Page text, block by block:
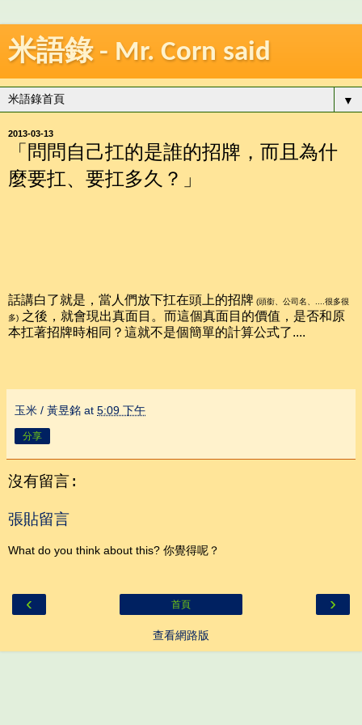
米語錄 - Mr. Corn said
▼
2013-03-13
「問問自己扛的是誰的招牌，而且為什
麼要扛、要扛多久？」
話講白了就是，當人們放下扛在頭上的招牌 (頭銜、公司名、....很多很
多) 之後，就會現出真面目。而這個真面目的價值，是否和原
本扛著招牌時相同？這就不是個簡單的計算公式了....
玉米 / 黃昱銘 at 5:09 下午
分享
沒有留言:
張貼留言
What do you think about this? 你覺得呢？
‹ ›
首頁
查看網路版